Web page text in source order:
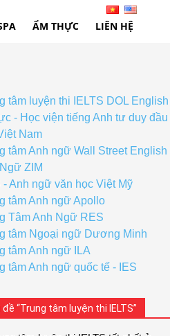
ẨM THỰC LIÊN HỆ
tâm luyện thi IELTS DOL English
- Học viện tiếng Anh tư duy đầu
Nam
tâm Anh ngữ Wall Street English
ZIM
- Anh ngữ văn học Việt Mỹ
tâm Anh ngữ Apollo
Tâm Anh Ngữ RES
tâm Ngoại ngữ Dương Minh
tâm Anh ngữ ILA
tâm Anh ngữ quốc tế - IES
“Trung tâm luyện thi IELTS”